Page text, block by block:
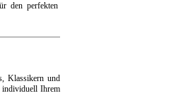
den perfekten
Klassikern und
individuell Ihrem